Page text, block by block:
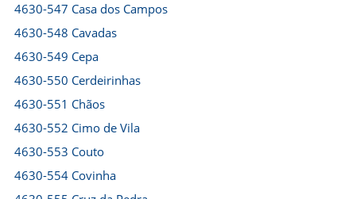
4630-547 Casa dos Campos
4630-548 Cavadas
4630-549 Cepa
4630-550 Cerdeirinhas
4630-551 Chãos
4630-552 Cimo de Vila
4630-553 Couto
4630-554 Covinha